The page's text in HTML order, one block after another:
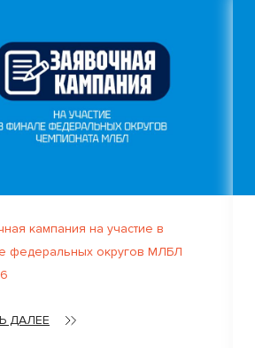
кампания на участие в
федеральных округов МЛБЛ
ДАЛЕЕ